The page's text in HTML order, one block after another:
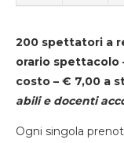
200 spettatori a
orario spettacolo
costo – € 7,00 a
abili e docenti
Ogni singola